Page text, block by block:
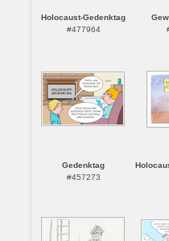
Holocaust-Gedenktag
#477964
Gedenktag
#457273